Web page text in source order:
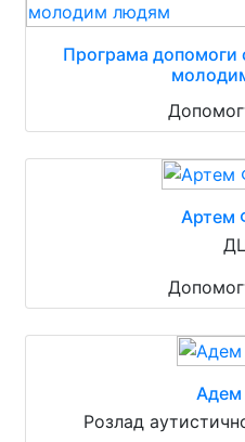
Програма допомоги
Артем
Адем
Розлад